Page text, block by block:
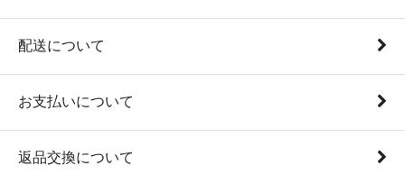
配送について
お支払いについて
返品交換について